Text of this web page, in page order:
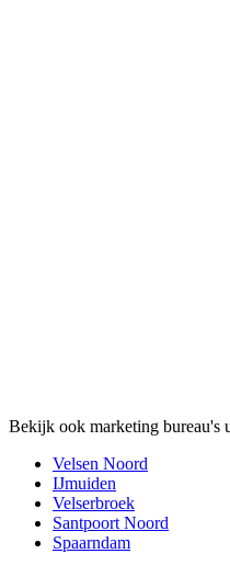
Bekijk ook marketing bureau's
Velsen Noord
IJmuiden
Velserbroek
Santpoort Noord
Spaarndam